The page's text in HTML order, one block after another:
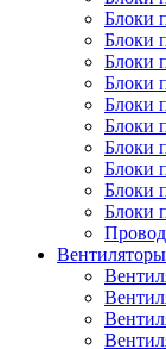
Блоки
Блоки
Блоки
Блоки
Блоки
Блоки
Блоки
Блоки
Блоки
Блоки
Вентиляторы